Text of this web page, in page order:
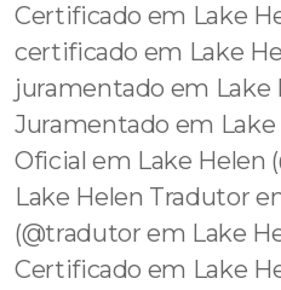
Certificado em Lake
certificado em Lake
juramentado em Lake
Juramentado em
Oficial em Lake Helen
Lake Helen Tradutor
(@tradutor em Lake
Certificado em Lake